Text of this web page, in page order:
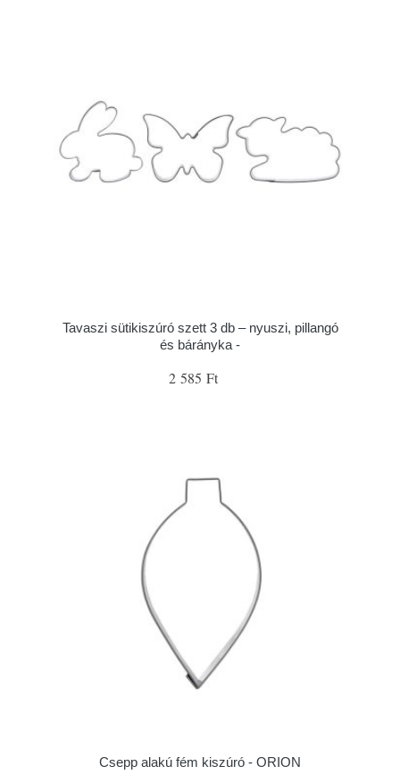
Tavaszi sütikiszúró szett 3 db – nyuszi, pillangó
és bárányka -
2 585 Ft
Csepp alakú fém kiszúró - ORION